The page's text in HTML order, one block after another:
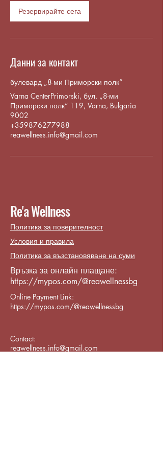
Резервирайте сега
Данни за контакт
булевард „8-ми Приморски полк“
Varna CenterPrimorski, бул. „8-ми
Приморски полк“ 119, Varna, Bulgaria
9002
+359876277988
reawellness.info@gmail.com
Re'a Wellness
Политика за поверителност
Условия и правила
Политика за възстановяване на суми
Връзка за онлайн плащане:
https://mypos.com/@reawellnessbg
Online Payment Link:
https://mypos.com/@reawellnessbg
Contact:
reawellness.info@gmail.com